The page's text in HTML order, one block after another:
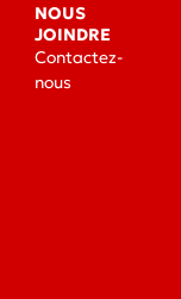
NOUS
JOINDRE
Contactez-
nous